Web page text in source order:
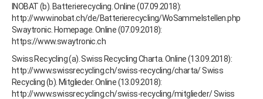
INOBAT (b). Batterierecycling. Online (07.09.2018):
http://www.inobat.ch/de/Batterierecycling/WoSammelstellen.php
Swaytronic. Homepage. Online (07.09.2018):
https://www.swaytronic.ch
Swiss Recycling (a). Swiss Recycling Charta. Online (13.09.2018):
http://www.swissrecycling.ch/swiss-recycling/charta/ Swiss
Recycling (b). Mitglieder. Online (13.09.2018):
http://www.swissrecycling.ch/swiss-recycling/mitglieder/ Swiss